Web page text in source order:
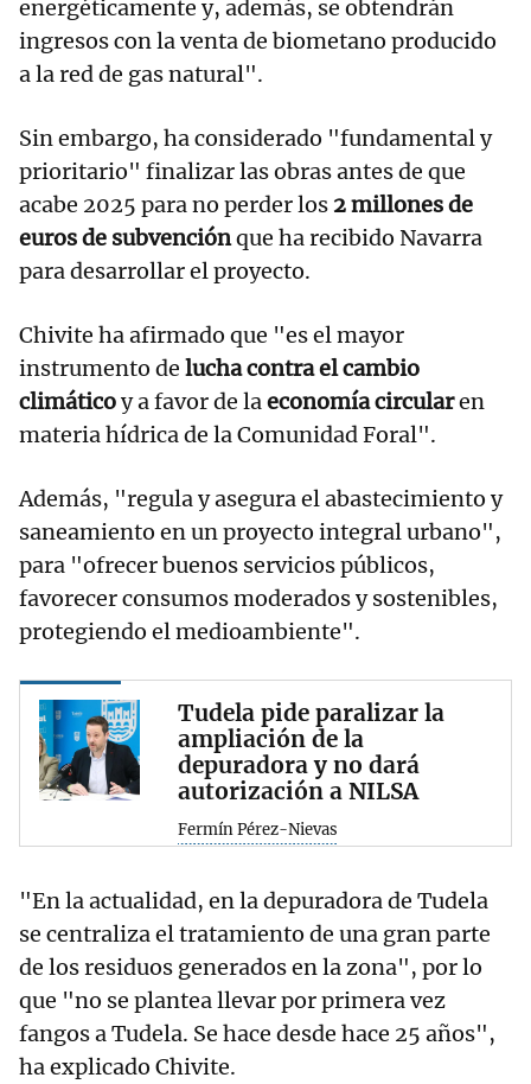
energéticamente y, además, se obtendrán
ingresos con la venta de biometano producido
a la red de gas natural".
Sin embargo, ha considerado "fundamental y
prioritario" finalizar las obras antes de que
acabe 2025 para no perder los 2 millones de
euros de subvenciónque ha recibido Navarra
para desarrollar el proyecto.
Chivite ha afirmado que "es el mayor
instrumento de lucha contra el cambio
climáticoy a favor de laeconomía circularen
materia hídrica de la Comunidad Foral".
Además, "regula y asegura el abastecimiento y
saneamiento en un proyecto integral urbano",
para "ofrecer buenos servicios públicos,
favorecer consumos moderados y sostenibles,
protegiendo el medioambiente".
Tudela pide paralizar la
ampliación de la
depuradora y no dará
autorización a NILSA
Fermín Pérez-Nievas
"En la actualidad, en la depuradora de Tudela
se centraliza el tratamiento de una gran parte
de los residuos generados en la zona", por lo
que "no se plantea llevar por primera vez
fangos a Tudela. Se hace desde hace 25 años",
ha explicado Chivite.